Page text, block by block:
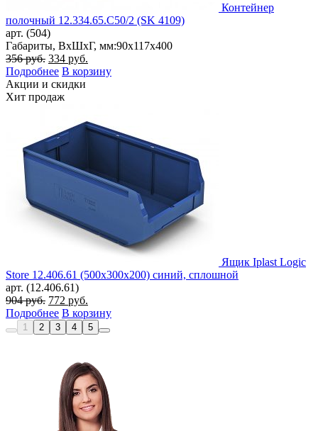
Контейнер
полочный 12.334.65.С50/2 (SK 4109)
арт. (504)
Габариты, ВxШxГ, мм:90x117x400
356руб. Первоначальная
цена
составляла
356 руб..
334 руб.
цена:
Подробнее В корзину
Акции и скидки
Хит продаж
Ящик Iplast Logic
Store 12.406.61 (500х300х200) синий, сплошной
арт. (12.406.61)
904руб. Первоначальная
цена
составляла
904 руб..
772 руб.
цена:
772 руб..
Подробнее В корзину
1 2 3 4 5